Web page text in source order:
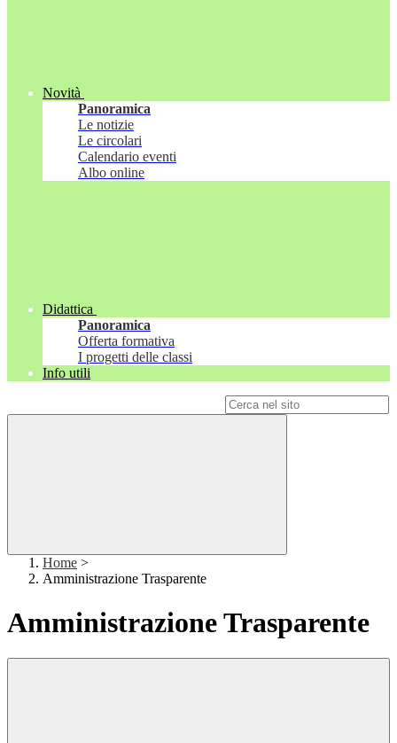
Novità
Panoramica
Le notizie
Le circolari
Calendario eventi
Albo online
Didattica
Panoramica
Offerta formativa
I progetti delle classi
Info utili
Home >
Amministrazione Trasparente
Amministrazione Trasparente